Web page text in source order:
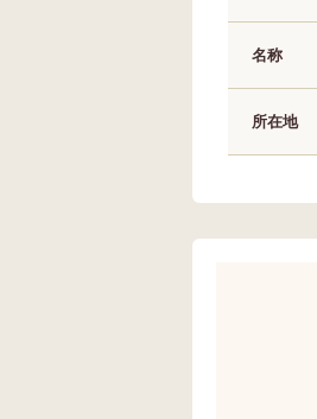
名称
所在地